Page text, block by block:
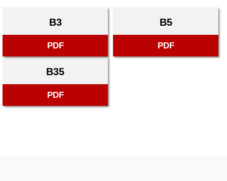
B3
PDF
B5
PDF
B35
PDF